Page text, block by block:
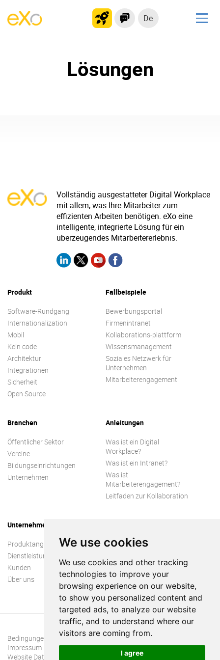
We use cookies
We use cookies and other tracking
technologies to improve your
browsing experience on our website,
to show you personalized content and
targeted ads, to analyze our website
traffic, and to understand where our
visitors are coming from.
I agree
De
kollaborationsplattform
Soziales Netzwerk
Internationalisierung
Kontrollierte KI
Karriere
Ressourcen-Center
Blog
Lösungen
Vollständig ausgestatteter Digital Workplace
mit allem, was Ihre Mitarbeiter zum
effizienten Arbeiten benötigen. eXo eine
intelligente, integrierte Lösung für ein
überzeugendes Mitarbeitererlebnis.
Produkt
Software-Rundgang
Internationalization
Mobil
Kein code
Architektur
Integrationen
Sicherheit
Open Source
Fallbeispiele
Bewerbungsportal
Firmenintranet
Kollaborations-plattform
Wissensmanagement
Soziales Netzwerk für
Unternehmen
Mitarbeiterengagement
Branchen
Öffentlicher Sektor
Vereine
Bildungseinrichtungen
Unternehmen
Anleitungen
Was ist ein Digital
Workplace?
Was ist ein Intranet?
Was ist
Mitarbeiterengagement?
Leitfaden zur Kollaboration
Unternehmen
Produktangebot
Dienstleistungen
Kunden
Über uns
Bedingungen und Konditionen
Impressum
Website Datenschutzrichtlinie